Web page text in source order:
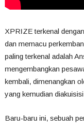
XPRIZE terkenal
dan memacu
paling terkenal adalah
mengembangkan
kembali, dimenangkan
yang kemudian
Baru-baru ini, sebuah